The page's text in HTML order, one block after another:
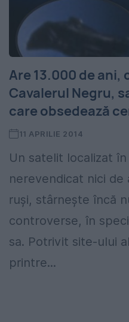
Are 13.000 de ani,
Cavalerul Negru,
care obsedează
11 APRILIE 2014
Un satelit localizat
nerevendicat nici de
ruși, stârnește încă
controverse, în
sa. Potrivit site-ului
printre...